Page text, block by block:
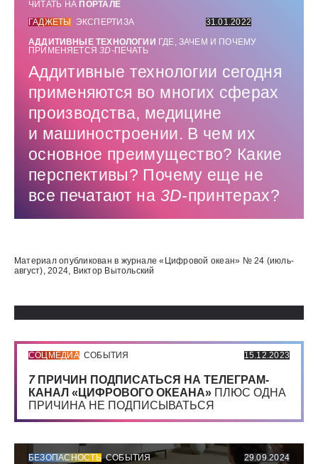
ЧИТАТЬ НА ПОРТАЛЕ
ГАДЖЕТЫ
ЭКСПЕРТИЗА
31.01.2022
АДДИТИВНЫЕ ТЕХНОЛОГИИ ГДЕ, ЗАЧЕМ И ПОЧЕМУ
ПРИМЕНЯЕТСЯ3D-ПЕЧАТЬ
Аддитивные технологии сегодня
применяются во многих сферах
производства, медицине
и машиностроении. В чем их
основное преимущество? Какие
перспективы? Почему еще не
все печатают на 3D-принтерах?
Использованные источники:
Материал опубликован в журнале «Цифровой океан» № 24 (июль-
август), 2024, Виктор Вытольский
СОЦМЕДИА СОБЫТИЯ 15.12.2023
7 ПРИЧИН ПОДПИСАТЬСЯ НА ТЕЛЕГРАМ-
КАНАЛ «ЦИФРОВОГО ОКЕАНА» ПЛЮС ОДНА
ПРИЧИНА НЕ ПОДПИСЫВАТЬСЯ
БЕЗОПАСНОСТЬ СОБЫТИЯ 29.09.2024